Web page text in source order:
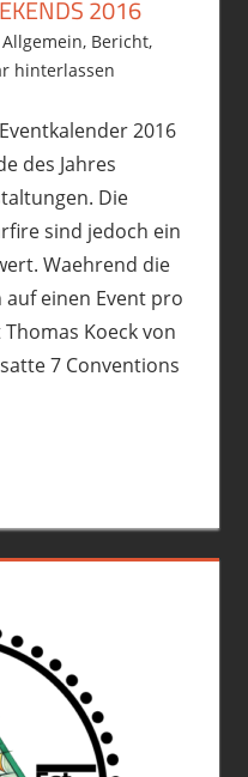
2016
philofax
Allgemein, Bericht,
hinterlassen
2016
des Jahres
Die
sind jedoch ein
Waehrend die
einen Event pro
Koeck von
7 Conventions